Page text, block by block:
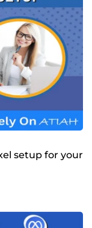
setup for your